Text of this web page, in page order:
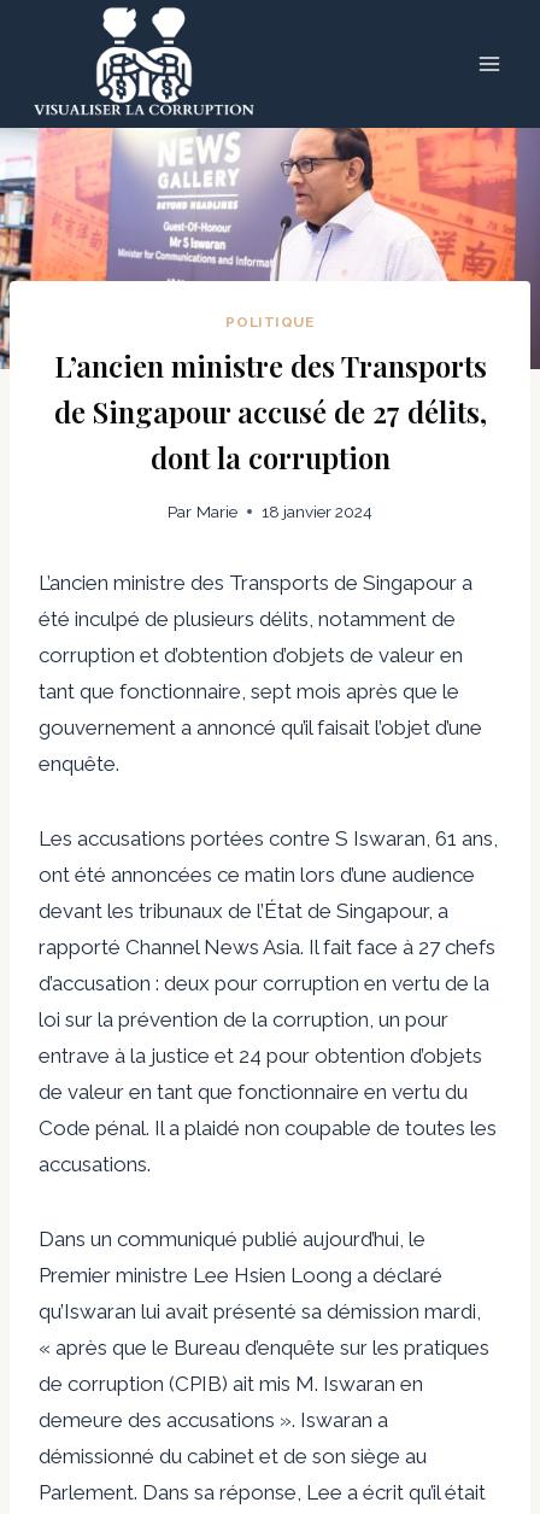
POLITIQUE
L’ancien ministre des Transports
de Singapour accusé de 27 délits,
dont la corruption
Par Marie 18 janvier 2024
L’ancien ministre des Transports de Singapour a
été inculpé de plusieurs délits, notamment de
corruption et d’obtention d’objets de valeur en
tant que fonctionnaire, sept mois après que le
gouvernement a annoncé qu’il faisait l’objet d’une
enquête.
Les accusations portées contre S Iswaran, 61 ans,
ont été annoncées ce matin lors d’une audience
devant les tribunaux de l’État de Singapour, a
rapporté Channel News Asia. Il fait face à 27 chefs
d’accusation : deux pour corruption en vertu de la
loi sur la prévention de la corruption, un pour
entrave à la justice et 24 pour obtention d’objets
de valeur en tant que fonctionnaire en vertu du
Code pénal. Il a plaidé non coupable de toutes les
accusations.
Dans un communiqué publié aujourd’hui, le
Premier ministre Lee Hsien Loong a déclaré
qu’Iswaran lui avait présenté sa démission mardi,
« après que le Bureau d’enquête sur les pratiques
de corruption (CPIB) ait mis M. Iswaran en
demeure des accusations ». Iswaran a
démissionné du cabinet et de son siège au
Parlement. Dans sa réponse, Lee a écrit qu’il était